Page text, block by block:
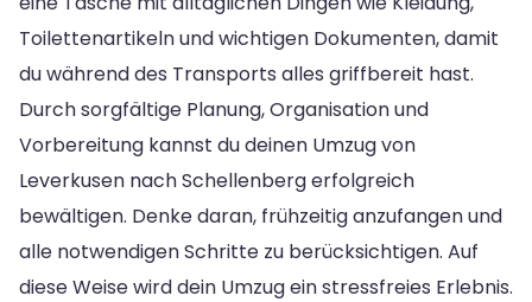
Toilettenartikeln und wichtigen Dokumenten, damit
du während des Transports alles griffbereit hast.
Durch sorgfältige Planung, Organisation und
Vorbereitung kannst du deinen Umzug von
Leverkusen nach Schellenberg erfolgreich
bewältigen. Denke daran, frühzeitig anzufangen und
alle notwendigen Schritte zu berücksichtigen. Auf
diese Weise wird dein Umzug ein stressfreies Erlebnis.